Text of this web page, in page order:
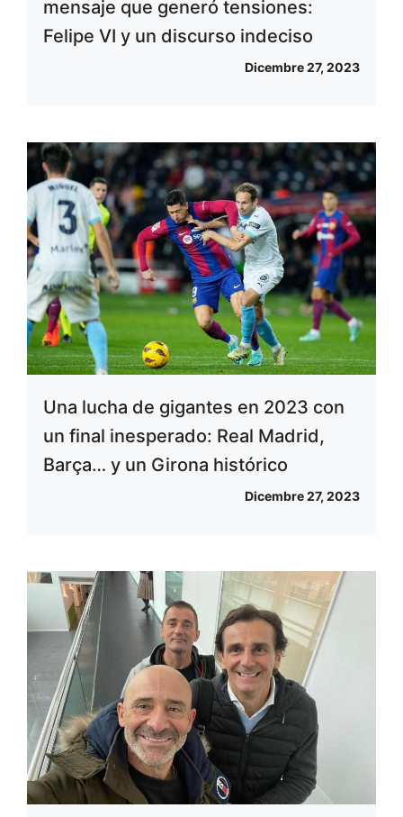
mensaje que generó tensiones:
Felipe VI y un discurso indeciso
Dicembre 27, 2023
Una lucha de gigantes en 2023 con
un final inesperado: Real Madrid,
Barça… y un Girona histórico
Dicembre 27, 2023